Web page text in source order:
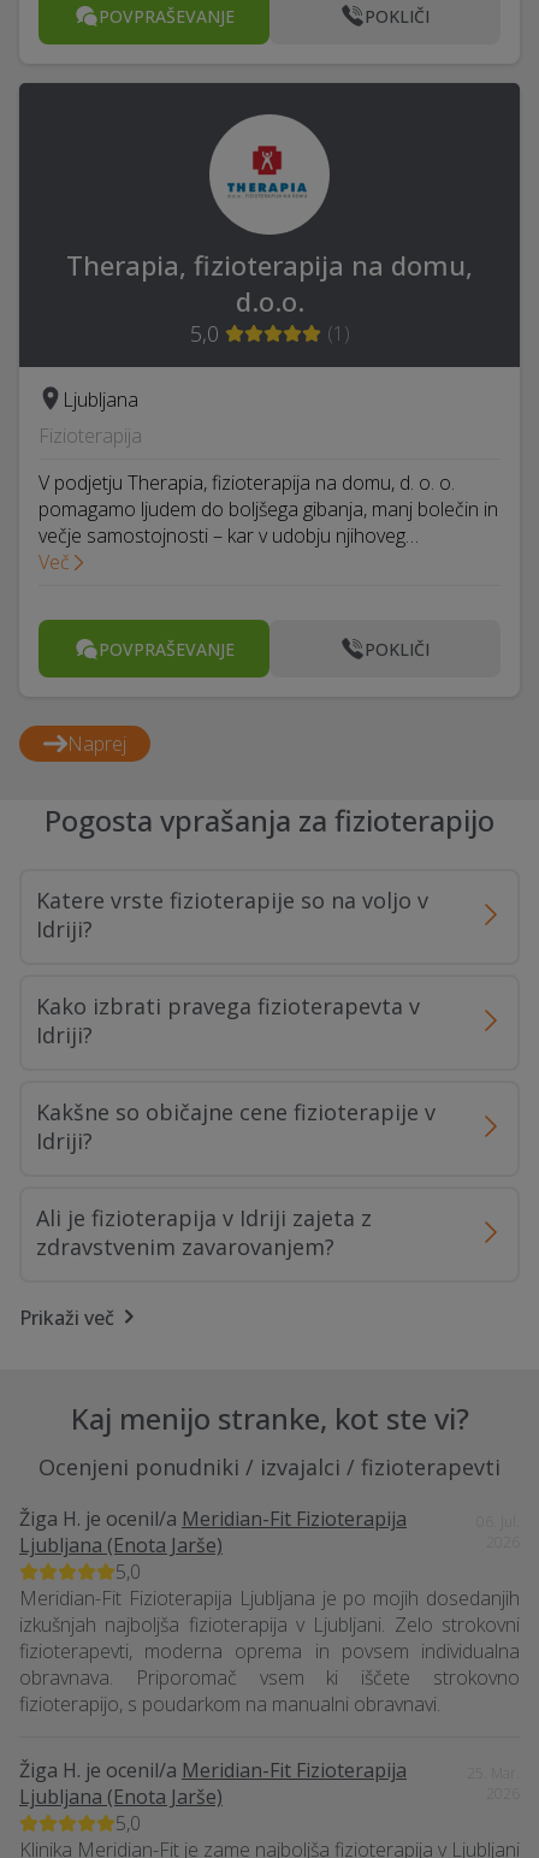
POVPRAŠEVANJE POKLIČI
Therapia, fizioterapija na domu,
d.o.o.
5,0 (1 )
Ljubljana
Fizioterapija
V podjetju Therapia, fizioterapija na domu, d. o. o.
pomagamo ljudem do boljšega gibanja, manj bolečin in
večje samostojnosti – kar v udobju njihoveg…
Več
POVPRAŠEVANJE POKLIČI
Naprej
Pogosta vprašanja za fizioterapijo
Katere vrste fizioterapije so na voljo v
Idriji?
Kako izbrati pravega fizioterapevta v
Idriji?
Kakšne so običajne cene fizioterapije v
Idriji?
Ali je fizioterapija v Idriji zajeta z
zdravstvenim zavarovanjem?
Kako fizioterapija lahko pomaga pri
Kaj vključuje regeneracija po poškodbi s
pomočjo fizioterapije?
Ali je potrebna napotnica za fizioterapijo v
Idriji?
Kakšna je vloga fizioterapije pri športnih
poškodbah?
Kdo v Idriji ponuja fizioterapijo v sklopu
Prikaži več
Kaj menijo stranke, kot ste vi?
Ocenjeni ponudniki / izvajalci / fizioterapevti
Žiga H. je ocenil/a Meridian-Fit Fizioterapija
Ljubljana (Enota Jarše)
5,0
Meridian-Fit Fizioterapija Ljubljana je po mojih dosedanjih
izkušnjah najboljša fizioterapija v Ljubljani. Zelo strokovni
fizioterapevti, moderna oprema in povsem individualna
obravnava. Priporomač vsem ki iščete strokovno
fizioterapijo, s poudarkom na manualni obravnavi.
Žiga H. je ocenil/a Meridian-Fit Fizioterapija
Ljubljana (Enota Jarše)
5,0
Klinika Meridian-Fit je zame najboljša fizioterapija v Ljubljani